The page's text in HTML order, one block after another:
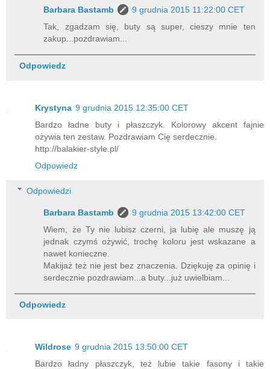
Barbara Bastamb
9 grudnia 2015 11:22:00 CET
Tak, zgadzam się, buty są super, cieszy mnie ten
zakup...pozdrawiam...
Odpowiedz
Krystyna 9 grudnia 2015 12:35:00 CET
Bardzo ładne buty i płaszczyk. Kolorowy akcent fajnie
ożywia ten zestaw. Pozdrawiam Cię serdecznie.
http://balakier-style.pl/
Odpowiedz
Odpowiedzi
Barbara Bastamb
9 grudnia 2015 13:42:00 CET
Wiem, że Ty nie lubisz czerni, ja lubię ale muszę ją
jednak czymś ożywić, trochę koloru jest wskazane a
nawet konieczne.
Makijaż też nie jest bez znaczenia. Dziękuję za opinię i
serdecznie pozdrawiam...a buty...już uwielbiam...
Odpowiedz
Wildrose 9 grudnia 2015 13:50:00 CET
Bardzo ładny płaszczyk, też lubie takie fasony i takie